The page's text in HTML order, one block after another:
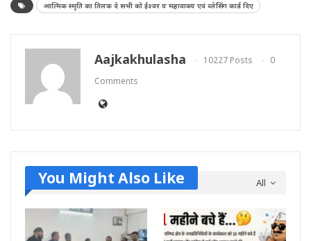
आत्मिक स्मृति का तिलक दे सभी को ईश्वर य महावाक्य एवं ब्लेसिंग कार्ड दिए
Aajkakhulasha 10227 Posts
0
Comments
All
You Might Also Like